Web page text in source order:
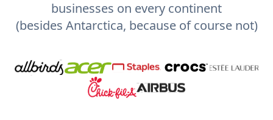
businesses on every continent
(besides Antarctica, because of course not)